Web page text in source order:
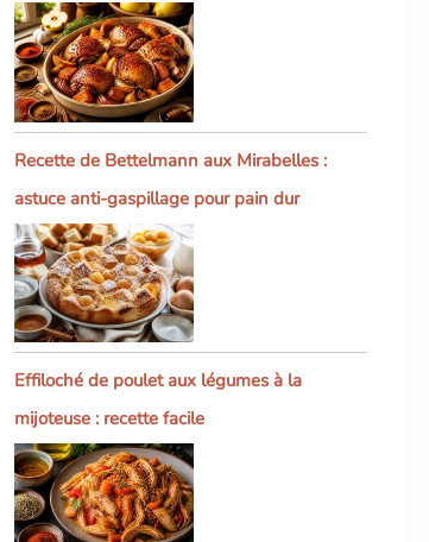
Recette de Bettelmann aux Mirabelles :
astuce anti-gaspillage pour pain dur
Effiloché de poulet aux légumes à la
mijoteuse : recette facile